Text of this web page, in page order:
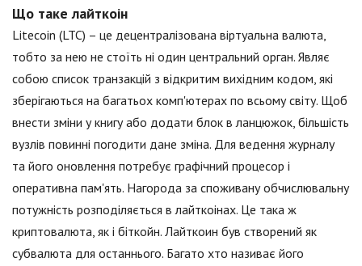
Що таке лайткоін
Litecoin (LTC) – це децентралізована віртуальна валюта,
тобто за нею не стоїть ні один центральний орган. Являє
собою список транзакцій з відкритим вихідним кодом, які
зберігаються на багатьох комп'ютерах по всьому світу. Щоб
внести зміни у книгу або додати блок в ланцюжок, більшість
вузлів повинні погодити дане зміна. Для ведення журналу
та його оновлення потребує графічний процесор і
оперативна пам'ять. Нагорода за споживану обчислювальну
потужність розподіляється в лайткоінах. Це така ж
криптовалюта, як і біткойн. Лайткоин був створений як
субвалюта для останнього. Багато хто називає його